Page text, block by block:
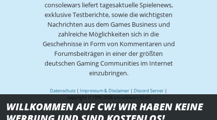
consolewars liefert tagesaktuelle Spielenews,
exklusive Testberichte, sowie die wichtigsten
Nachrichten aus dem Games Business und
zahlreiche Möglichkeiten sich in die
Geschehnisse in Form von Kommentaren und
Forumsbeiträgen in einer der größten
deutschen Gaming Communities im Internet
einzubringen.
Datenschutz | Impressum & Disclaimer | Discord Server |
copyright © 1999-2026 consolewars V2.82
WILLKOMMEN AUF CW! WIR HABEN KEINE